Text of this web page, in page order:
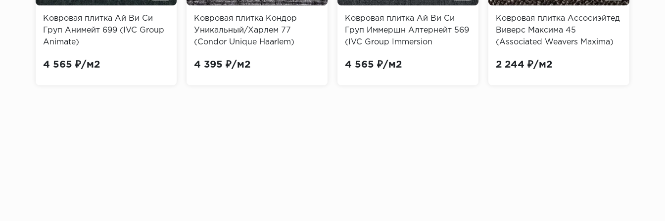
По методам декорирования
Пигментированные и окрашенные
Ковровая плитка Ай Ви Си
Груп Анимейт 699 (IVC Group
Animate)
4 565 ₽/м2
Ковровая плитка Кондор
Уникальный/Харлем 77
(Condor Unique Haarlem)
4 395 ₽/м2
Ковровая плитка Ай Ви Си
Груп Иммершн Алтернейт 569
(IVC Group Immersion
4 565 ₽/м2
Ковровая плитка Ассосиэйтед
Виверс Максима 45
(Associated Weavers Maxima)
2 244 ₽/м2